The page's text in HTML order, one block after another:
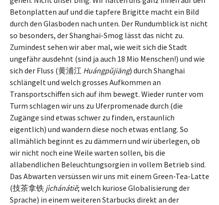
Betonplatten auf und die tapfere Brigitte macht ein Bild
durch den Glasboden nach unten. Der Rundumblick ist nicht
so besonders, der Shanghai-Smog lässt das nicht zu.
Zumindest sehen wir aber mal, wie weit sich die Stadt
ungefähr ausdehnt (sind ja auch 18 Mio Menschen!) und wie
sich der Fluss (黄浦江 Huángpǔjiāng) durch Shanghai
schlängelt und welch grosses Aufkommen an
Transportschiffen sich auf ihm bewegt. Wieder runter vom
Turm schlagen wir uns zu Uferpromenade durch (die
Zugänge sind etwas schwer zu finden, erstaunlich
eigentlich) und wandern diese noch etwas entlang. So
allmählich beginnt es zu dämmern und wir überlegen, ob
wir nicht noch eine Weile warten sollen, bis die
allabendlichen Beleuchtungsorgien in vollem Betrieb sind.
Das Abwarten versüssen wir uns mit einem Green-Tea-Latte
(技茶拿铁 jìchánátiě; welch kuriose Globalisierung der
Sprache) in einem weiteren Starbucks direkt an der